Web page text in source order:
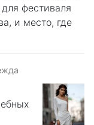
фестиваля
и место, где